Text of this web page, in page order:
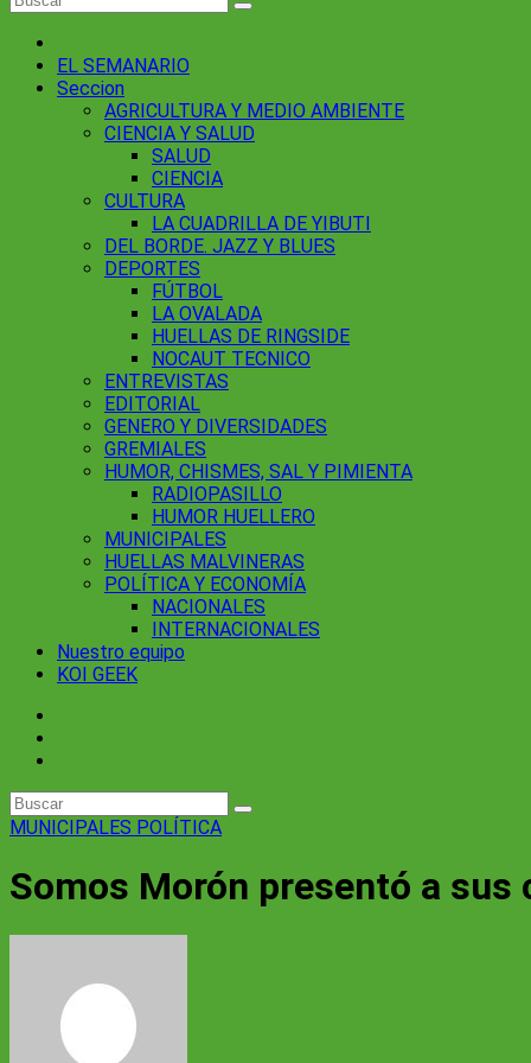
EL SEMANARIO
Seccion
AGRICULTURA Y MEDIO AMBIENTE
CIENCIA Y SALUD
SALUD
CIENCIA
CULTURA
LA CUADRILLA DE YIBUTI
DEL BORDE. JAZZ Y BLUES
DEPORTES
FÚTBOL
LA OVALADA
HUELLAS DE RINGSIDE
NOCAUT TECNICO
ENTREVISTAS
EDITORIAL
GENERO Y DIVERSIDADES
GREMIALES
HUMOR, CHISMES, SAL Y PIMIENTA
RADIOPASILLO
HUMOR HUELLERO
MUNICIPALES
HUELLAS MALVINERAS
POLÍTICA Y ECONOMÍA
NACIONALES
INTERNACIONALES
Nuestro equipo
KOI GEEK
MUNICIPALES POLÍTICA
Somos Morón presentó a sus